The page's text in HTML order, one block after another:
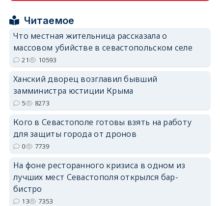
Читаемое
Что местная жительница рассказала о
массовом убийстве в севастопольском селе
21 10593
Ханский дворец возглавил бывший
замминистра юстиции Крыма
5 8273
Кого в Севастополе готовы взять на работу
для защиты города от дронов
0 7739
На фоне ресторанного кризиса в одном из
лучших мест Севастополя открылся бар-
бистро
13 7353